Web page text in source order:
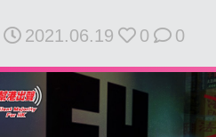
我們的立場
2021.06.19 0 0